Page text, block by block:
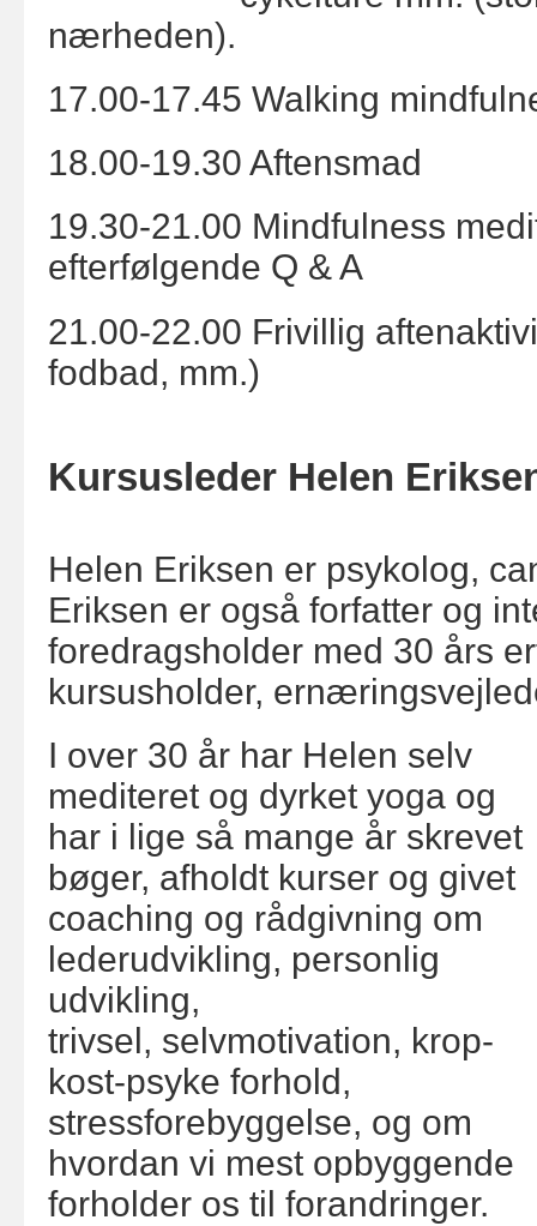
nærheden).
17.00-17.45 Walking
18.00-19.30 Aftensmad
19.30-21.00 Mindfulness
efterfølgende Q & A
21.00-22.00 Frivillig
fodbad, mm.)
Kursusleder Helen
Helen Eriksen er psykolog,
Eriksen er også forfatter og
foredragsholder med 30 års
kursusholder,
I over 30 år har Helen selv
mediteret og dyrket yoga og
har i lige så mange år skrevet
bøger, afholdt kurser og givet
coaching og rådgivning om
lederudvikling, personlig
udvikling,
trivsel, selvmotivation, krop-
kost-psyke forhold,
stressforebyggelse, og om
hvordan vi mest opbyggende
forholder os til forandringer.